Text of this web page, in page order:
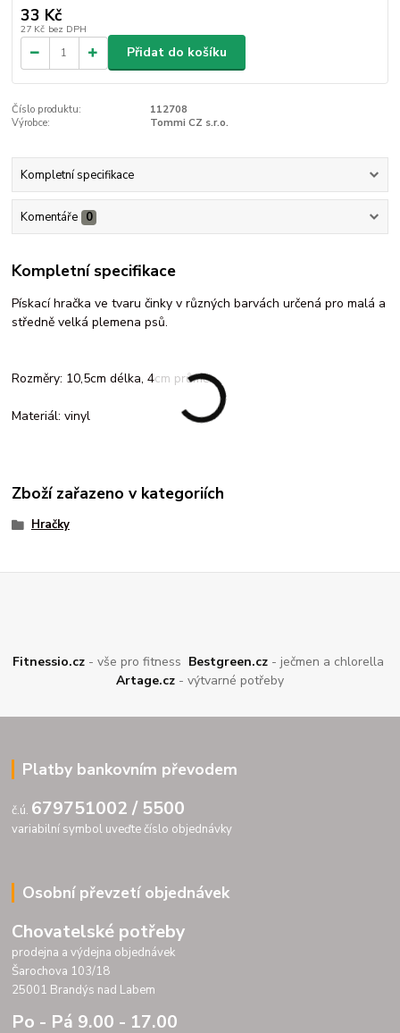
33 Kč
27 Kč bez DPH
Přidat do košíku
Číslo produktu:
112708
Výrobce:
Tommi CZ s.r.o.
Kompletní specifikace
Komentáře 0
Kompletní specifikace
Pískací hračka ve tvaru činky v různých barvách určená pro malá a
středně velká plemena psů.
Rozměry: 10,5cm délka, 4cm průměr
Materiál: vinyl
Zboží zařazeno v kategoriích
Hračky
Fitnessio.cz - vše pro fitness Bestgreen.cz - ječmen a chlorella
Artage.cz - výtvarné potřeby
Platby bankovním převodem
č.ú. 679751002 / 5500
variabilní symbol uveďte číslo objednávky
Osobní převzetí objednávek
Chovatelské potřeby
prodejna a výdejna objednávek
Šarochova 103/18
25001 Brandýs nad Labem
Po - Pá 9.00 - 17.00